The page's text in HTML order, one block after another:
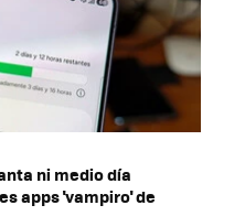
ni medio día
apps 'vampiro' de